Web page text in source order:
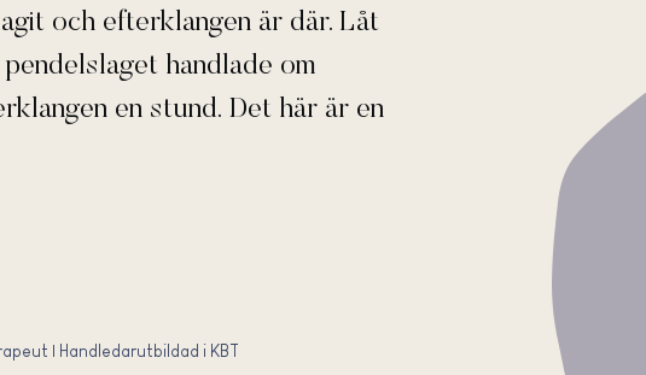
och efterklangen är där. Låt
handlade om
en stund. Det här är en
| Handledarutbildad i KBT